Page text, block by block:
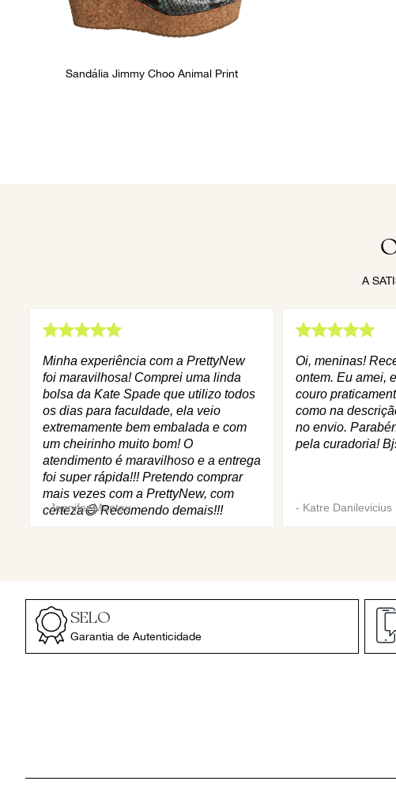
Sandália Jimmy Choo Animal Print
A
Minha experiência com a PrettyNew
foi maravilhosa! Comprei uma linda
bolsa da Kate Spade que utilizo todos
os dias para faculdade, ela veio
extremamente bem embalada e com
um cheirinho muito bom! O
atendimento é maravilhoso e a entrega
foi super rápida!!! Pretendo comprar
mais vezes com a PrettyNew, com
certeza😄 Recomendo demais!!!
-Jennifer Mantau
Oi, meninas!
ontem. Eu amei,
couro
como na
no envio.
pela curadoria!
- Katre Danilevicius
SELO
Garantia de Autenticidade